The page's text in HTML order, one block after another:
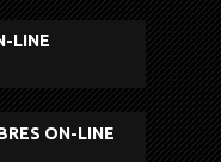
LINE
ON-LINE